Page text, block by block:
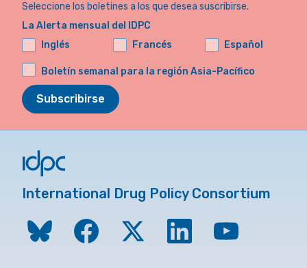
Seleccione los boletines a los que desea suscribirse.
La Alerta mensual del IDPC
Inglés
Francés Español
Boletín semanal para la región Asia-Pacífico
Subscribirse
International Drug Policy Consortium